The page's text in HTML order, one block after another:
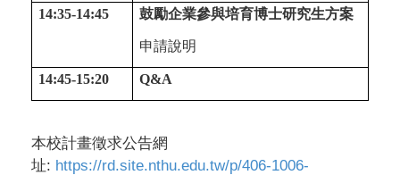
14:35-14:45 鼓勵企業參與培育博士研究生方案
申請說明
14:45-15:20 Q&A
本校計畫徵求公告網
址: https://rd.site.nthu.edu.tw/p/406-1006-